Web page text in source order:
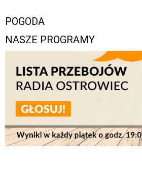
POGODA
NASZE PROGRAMY